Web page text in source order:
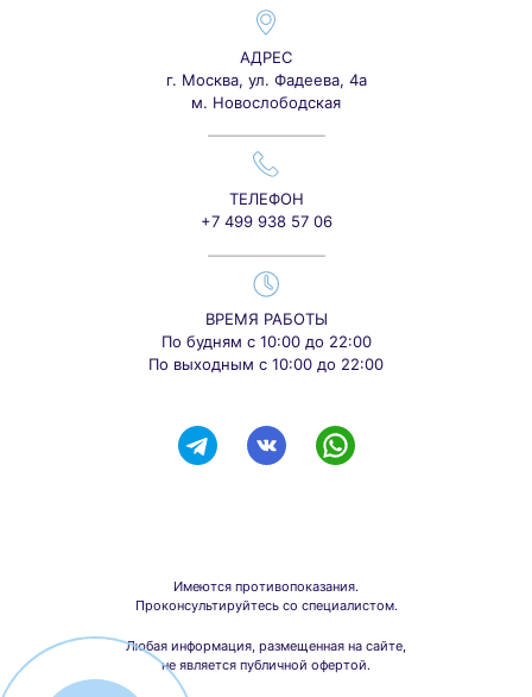
АДРЕС
г. Москва, ул. Фадеева, 4а
м. Новослободская
ТЕЛЕФОН
+7 499 938 57 06
ВРЕМЯ РАБОТЫ
По будням с 10:00 до 22:00
По выходным с 10:00 до 22:00
Имеются противопоказания.
Проконсультируйтесь со специалистом.
Любая информация, размещенная на сайте,
не является публичной офертой.